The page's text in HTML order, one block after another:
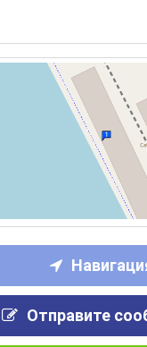
Отправите